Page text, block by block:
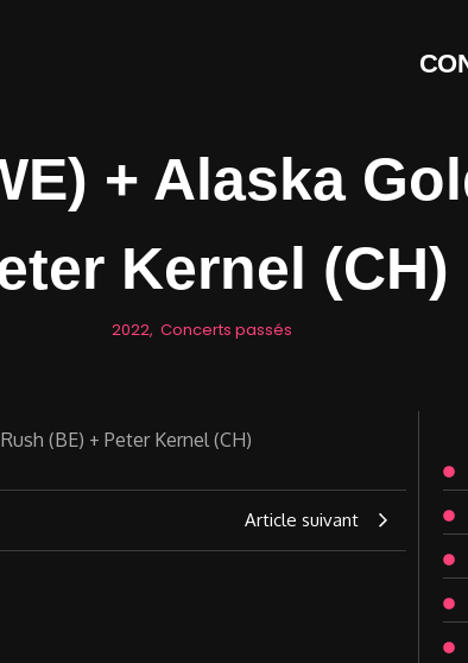
+ Alaska
Kernel (CH)
2022, Concerts passés
Article suivant